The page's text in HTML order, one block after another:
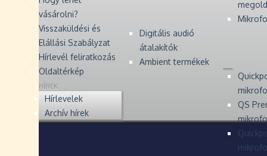
Digitális audió
átalakítók
Ambient termékek
QS
vásárolni?
Visszaküldési és
Elállási Szabályzat
Hírlevél feliratkozás
Oldaltérkép
HÍREK
Hírlevelek
Archív hírek